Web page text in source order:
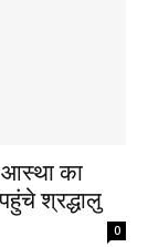
आस्था का
श्रद्धालु
0